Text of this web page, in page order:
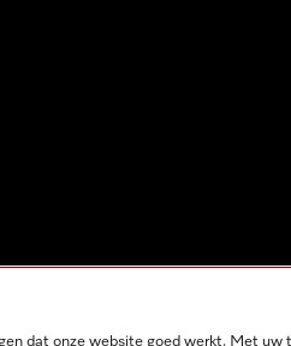
dat onze website goed werkt. Met uw